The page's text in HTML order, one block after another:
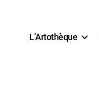
L’Artothèque